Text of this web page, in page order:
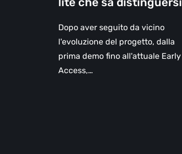
Dopo aver seguito da vicino
l'evoluzione del progetto, dalla
prima demo fino all'attuale Early
Access,…